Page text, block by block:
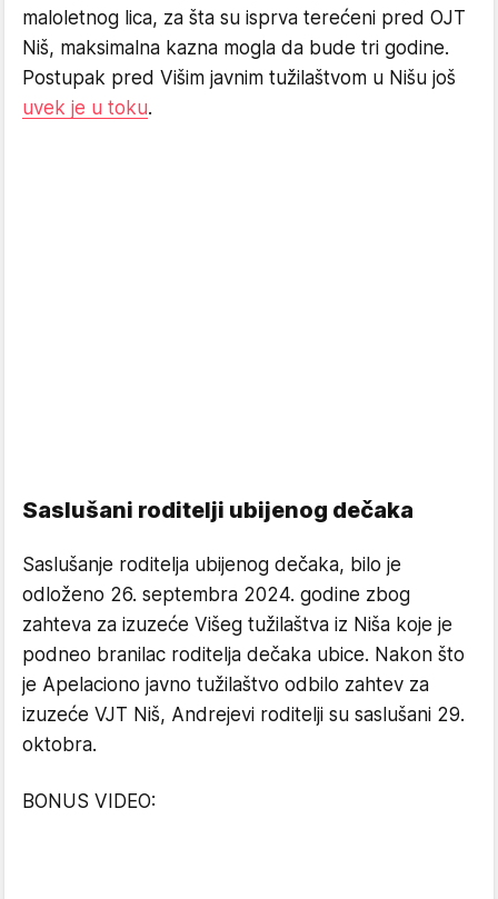
maloletnog lica, za šta su isprva terećeni pred OJT
Niš, maksimalna kazna mogla da bude tri godine.
Postupak pred Višim javnim tužilaštvom u Nišu još
uvek je u toku.
Saslušani roditelji ubijenog dečaka
Saslušanje roditelja ubijenog dečaka, bilo je
odloženo 26. septembra 2024. godine zbog
zahteva za izuzeće Višeg tužilaštva iz Niša koje je
podneo branilac roditelja dečaka ubice. Nakon što
je Apelaciono javno tužilaštvo odbilo zahtev za
izuzeće VJT Niš, Andrejevi roditelji su saslušani 29.
oktobra.
BONUS VIDEO: